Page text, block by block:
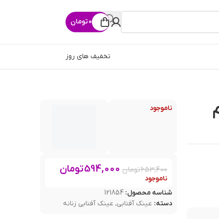
0تومان
تخفیف های روز
ناموجود
653,400تومان 594,000تومان
ناموجود
شناسه محصول: 121854
دسته: عینک آفتابی, عینک آفتابی زنانه